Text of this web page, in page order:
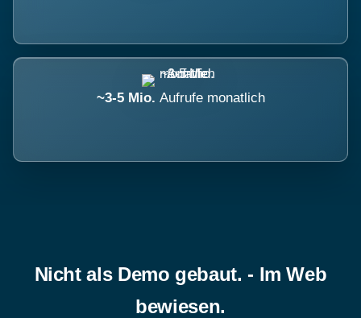
~3-5 Mio. Aufrufe monatlich
Nicht als Demo gebaut. - Im Web
bewiesen.